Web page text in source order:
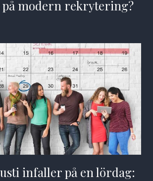
modern rekrytering?
infaller på en lördag: